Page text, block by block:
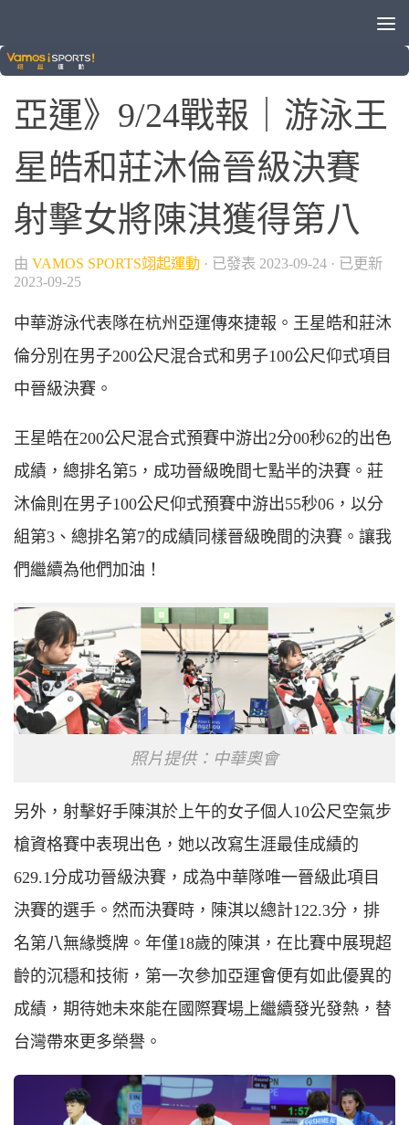
2022杭州亞運
亞運》9/24戰報｜游泳王
星皓和莊沐倫晉級決賽
射擊女將陳淇獲得第八
由 VAMOS SPORTS翊起運動 · 已發表 2023-09-24 · 已更新
2023-09-25
中華游泳代表隊在杭州亞運傳來捷報。王星皓和莊沐
倫分別在男子200公尺混合式和男子100公尺仰式項目
中晉級決賽。
王星皓在200公尺混合式預賽中游出2分00秒62的出色
成績，總排名第5，成功晉級晚間七點半的決賽。莊
沐倫則在男子100公尺仰式預賽中游出55秒06，以分
組第3、總排名第7的成績同樣晉級晚間的決賽。讓我
們繼續為他們加油！
照片提供：中華奧會
另外，射擊好手陳淇於上午的女子個人10公尺空氣步
槍資格賽中表現出色，她以改寫生涯最佳成績的
629.1分成功晉級決賽，成為中華隊唯一晉級此項目
決賽的選手。然而決賽時，陳淇以總計122.3分，排
名第八無緣獎牌。年僅18歲的陳淇，在比賽中展現超
齡的沉穩和技術，第一次參加亞運會便有如此優異的
成績，期待她未來能在國際賽場上繼續發光發熱，替
台灣帶來更多榮譽。